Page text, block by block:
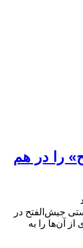
را در هم
جیش‌الفتح در
آن‌ها را به